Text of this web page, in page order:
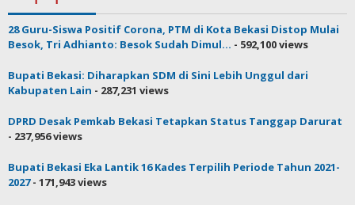
28 Guru-Siswa Positif Corona, PTM di Kota Bekasi Distop Mulai
Besok, Tri Adhianto: Besok Sudah Dimul... - 592,100 views
Bupati Bekasi: Diharapkan SDM di Sini Lebih Unggul dari
Kabupaten Lain - 287,231 views
DPRD Desak Pemkab Bekasi Tetapkan Status Tanggap Darurat
- 237,956 views
Bupati Bekasi Eka Lantik 16 Kades Terpilih Periode Tahun 2021-
2027- 171,943 views